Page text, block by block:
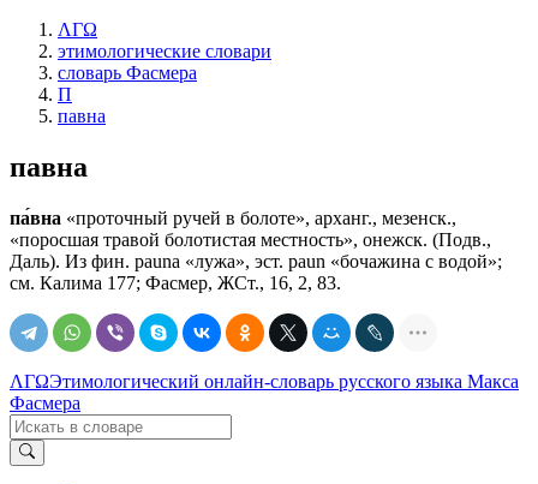
ΛΓΩ
этимологические словари
словарь Фасмера
П
павна
павна
па́вна «проточный ручей в болоте», арханг., мезенск.,
«поросшая травой болотистая местность», онежск. (Подв.,
Даль). Из фин. раunа «лужа», эст. раun «бочажина с водой»;
см. Калима 177; Фасмер, ЖСт., 16, 2, 83.
ΛΓΩЭтимологический онлайн-словарь русского языка Макса
Фасмера